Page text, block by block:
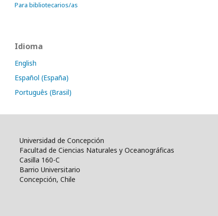
Para bibliotecarios/as
Idioma
English
Español (España)
Português (Brasil)
Universidad de Concepción
Facultad de Ciencias Naturales y Oceanográficas
Casilla 160-C
Barrio Universitario
Concepción, Chile